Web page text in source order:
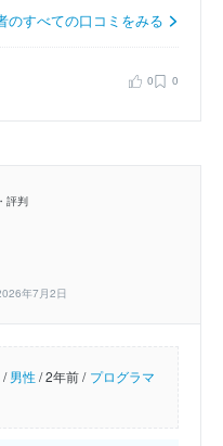
のすべての口コミをみる
0 0
評判
年7月2日
/男性/2年前 / プログラマ